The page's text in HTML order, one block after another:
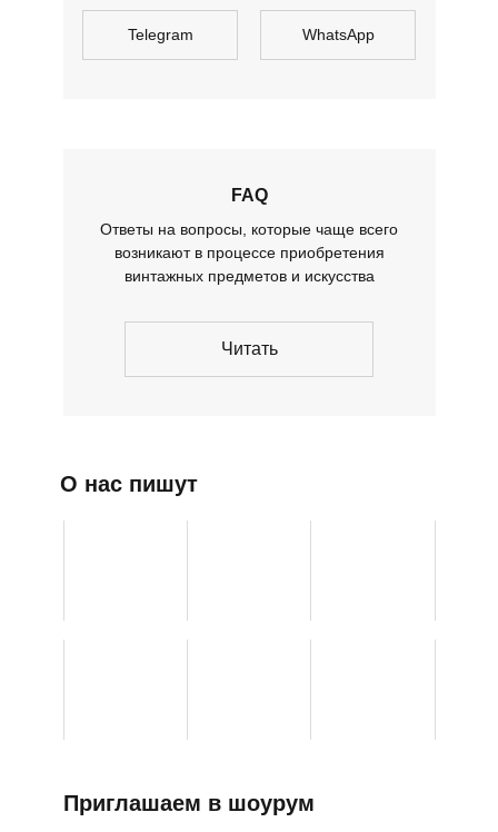
Telegram WhatsApp
FAQ
Ответы на вопросы, которые чаще всего
возникают в процессе приобретения
винтажных предметов и искусства
Приглашаем в шоурум
Читать
О нас пишут